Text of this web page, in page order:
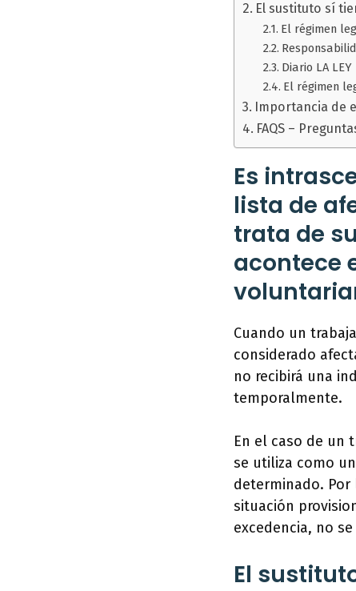
El sustituto sí
El régimen
Diario LA LEY
El régimen
Importancia de
FAQS –
Es
lista de
trata de
acontece
Cuando un
considerado
no recibirá una
temporalmente.
En el caso de un
se utiliza como
determinado.
situación
excedencia, no
El